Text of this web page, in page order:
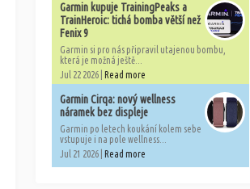
Garmin kupuje TrainingPeaks a
TrainHeroic: tichá bomba větší než
Fenix 9
Garmin si pro nás připravil utajenou bombu,
která je možná ještě...
Jul 22 2026 | Read more
Garmin Cirqa: nový wellness
náramek bez displeje
Garmin po letech koukání kolem sebe
vstupuje i na pole wellness...
Jul 21 2026 | Read more